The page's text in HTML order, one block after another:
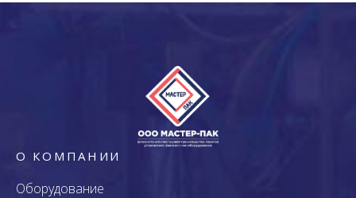
О КОМПАНИИ
Оборудование